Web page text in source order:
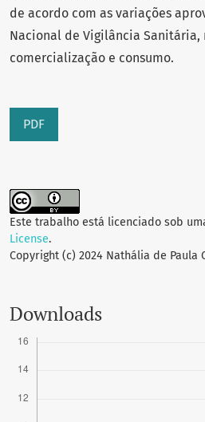
de acordo com as variações
Nacional de Vigilância
comercialização e consumo.
PDF
Este trabalho está licenciado sob
License.
Copyright (c) 2024 Nathália de Paula
Downloads